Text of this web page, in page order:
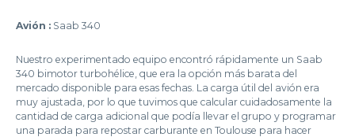
Avión : Saab 340
Nuestro experimentado equipo encontró rápidamente un Saab
340 bimotor turbohélice, que era la opción más barata del
mercado disponible para esas fechas. La carga útil del avión era
muy ajustada, por lo que tuvimos que calcular cuidadosamente la
cantidad de carga adicional que podía llevar el grupo y programar
una parada para repostar carburante en Toulouse para hacer